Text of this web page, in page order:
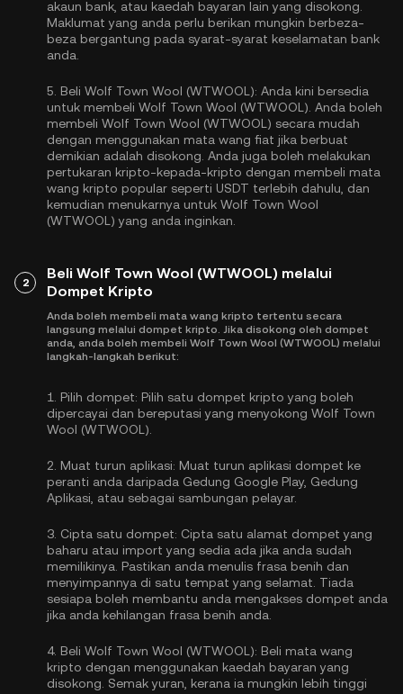
akaun bank, atau kaedah bayaran lain yang disokong.
Maklumat yang anda perlu berikan mungkin berbeza-
beza bergantung pada syarat-syarat keselamatan bank
anda.
5. Beli Wolf Town Wool (WTWOOL): Anda kini bersedia
untuk membeli Wolf Town Wool (WTWOOL). Anda boleh
membeli Wolf Town Wool (WTWOOL) secara mudah
dengan menggunakan mata wang fiat jika berbuat
demikian adalah disokong. Anda juga boleh melakukan
pertukaran kripto-kepada-kripto dengan membeli mata
wang kripto popular seperti USDT terlebih dahulu, dan
kemudian menukarnya untuk Wolf Town Wool
(WTWOOL) yang anda inginkan.
2
Beli Wolf Town Wool (WTWOOL) melalui
Dompet Kripto
Anda boleh membeli mata wang kripto tertentu secara
langsung melalui dompet kripto. Jika disokong oleh dompet
anda, anda boleh membeli Wolf Town Wool (WTWOOL) melalui
langkah-langkah berikut:
1. Pilih dompet: Pilih satu dompet kripto yang boleh
dipercayai dan bereputasi yang menyokong Wolf Town
Wool (WTWOOL).
2. Muat turun aplikasi: Muat turun aplikasi dompet ke
peranti anda daripada Gedung Google Play, Gedung
Aplikasi, atau sebagai sambungan pelayar.
3. Cipta satu dompet: Cipta satu alamat dompet yang
baharu atau import yang sedia ada jika anda sudah
memilikinya. Pastikan anda menulis frasa benih dan
menyimpannya di satu tempat yang selamat. Tiada
sesiapa boleh membantu anda mengakses dompet anda
jika anda kehilangan frasa benih anda.
4. Beli Wolf Town Wool (WTWOOL): Beli mata wang
kripto dengan menggunakan kaedah bayaran yang
disokong. Semak yuran, kerana ia mungkin lebih tinggi